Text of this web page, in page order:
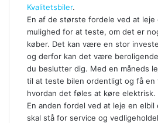
Kvalitetsbiler.
En af de største fordele ved at leje
mulighed for at teste, om det er
køber. Det kan være en stor
og derfor kan det være
du beslutter dig. Med en måneds
til at teste bilen ordentligt og få en
hvordan det føles at køre elektrisk.
En anden fordel ved at leje en elbil
skal stå for service og